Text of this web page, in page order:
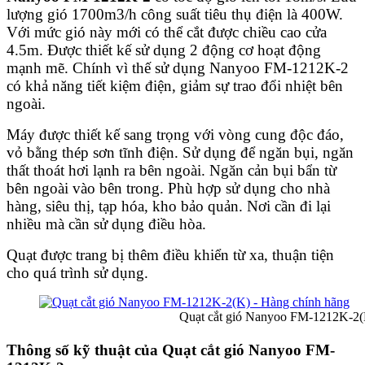
lượng gió 1700m3/h công suất tiêu thụ điện là 400W.
Với mức gió này mới có thể cắt được chiều cao cửa
4.5m. Được thiết kế sử dụng 2 động cơ hoạt động
mạnh mẽ. Chính vì thế sử dụng Nanyoo FM-1212K-2
có khả năng tiết kiệm điện, giảm sự trao đổi nhiệt bên
ngoài.
Máy được thiết kế sang trọng với vòng cung độc đáo,
vỏ bằng thép sơn tĩnh điện. Sử dụng để ngăn bụi, ngăn
thất thoát hơi lạnh ra bên ngoài. Ngăn cản bụi bẩn từ
bên ngoài vào bên trong. Phù hợp sử dụng cho nhà
hàng, siêu thị, tạp hóa, kho bảo quản. Nơi cần đi lại
nhiều mà cần sử dụng điều hòa.
Quạt được trang bị thêm điều khiển từ xa, thuận tiện
cho quá trình sử dụng.
Quạt cắt gió Nanyoo FM-1212K-2(K) –
Thông số kỹ thuật của Quạt cắt gió Nanyoo FM-